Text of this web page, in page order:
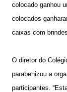
colocado ganhou
colocados
caixas com brindes.
O diretor do
parabenizou a
participantes.